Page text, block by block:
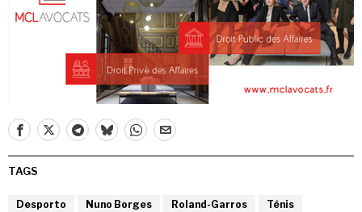
TAGS
Desporto Nuno Borges Roland-Garros Ténis